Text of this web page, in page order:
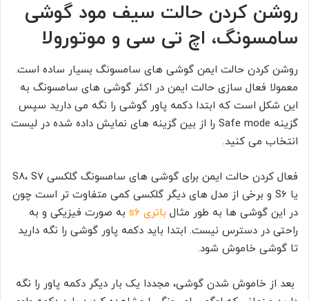
روشن کردن حالت سیف مود گوشی
سامسونگ، اچ تی سی و موتورولا
روشن کردن حالت ایمن گوشی های سامسونگ بسیار ساده است.
معمولا فعال سازی حالت ایمن در اکثر گوشی های سامسونگ به
این شکل است که ابتدا دکمه پاور گوشی را نگه می دارید سپس
گزینه Safe mode را از بین گزینه های نمایش داده شده در لیست
انتخاب می کنید.
فعال کردن حالت ایمن برای گوشی های سامسونگ گلکسی S8، S7
یا
S6 و برخی از مدل های دیگر گلکسی کمی متفاوت تر است چون
در این گوشی ها به طور مثال باتری s6
به صورت فیزیکی و به
راحتی در دسترس نیست. ابتدا باید دکمه پاور گوشی را نگه دارید
تا گوشی خاموش شود.
بعد از خاموش شدن گوشی، مجددا یک بار دیگر دکمه پاور را نگه